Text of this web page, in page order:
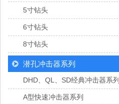
5寸钻头
6寸钻头
8寸钻头
潜孔冲击器系列
DHD、QL、SD经典冲击器系列
A型快速冲击器系列